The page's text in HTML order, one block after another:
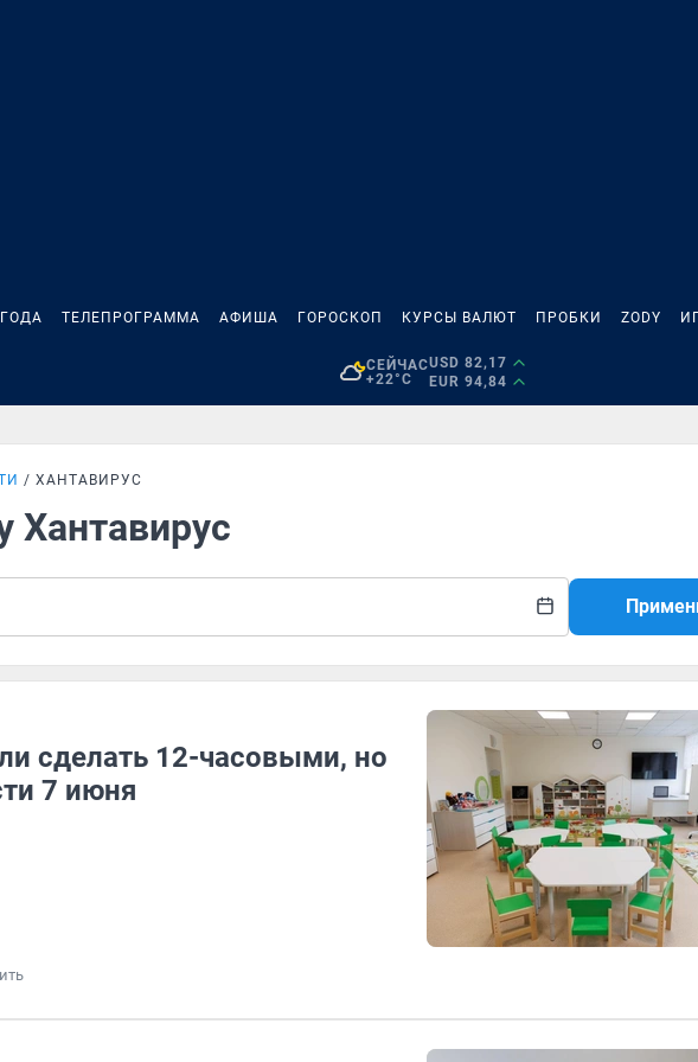
ТЕЛЕПРОГРАММА АФИША ГОРОСКОП КУРСЫ ВАЛЮТ ПРОБКИ ZODY
СЕЙЧАС
+22°C
USD 82,17
EUR 94,84
ХАНТАВИРУС
Хантавирус
сделать 12-часовыми, но
7 июня